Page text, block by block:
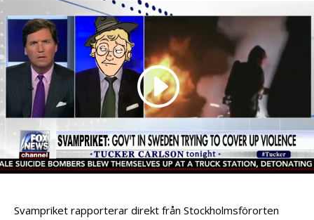
Svampriket rapporterar direkt från Stockholmsförorten